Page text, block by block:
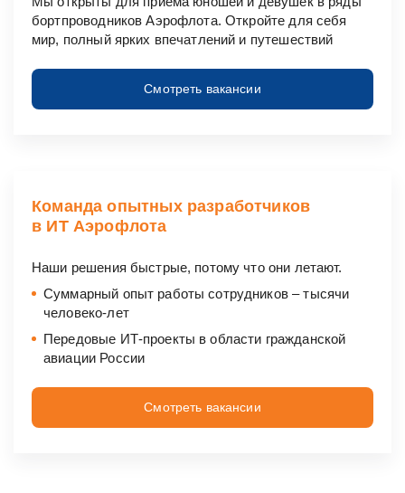
бортпроводников Аэрофлота. Откройте для себя
мир, полный ярких впечатлений и путешествий
Смотреть вакансии
Команда опытных разработчиков
в ИТ Аэрофлота
Наши решения быстрые, потому что они летают.
Суммарный опыт работы сотрудников ‒ тысячи
человеко-лет
Передовые ИТ-проекты в области гражданской
авиации России
Смотреть вакансии